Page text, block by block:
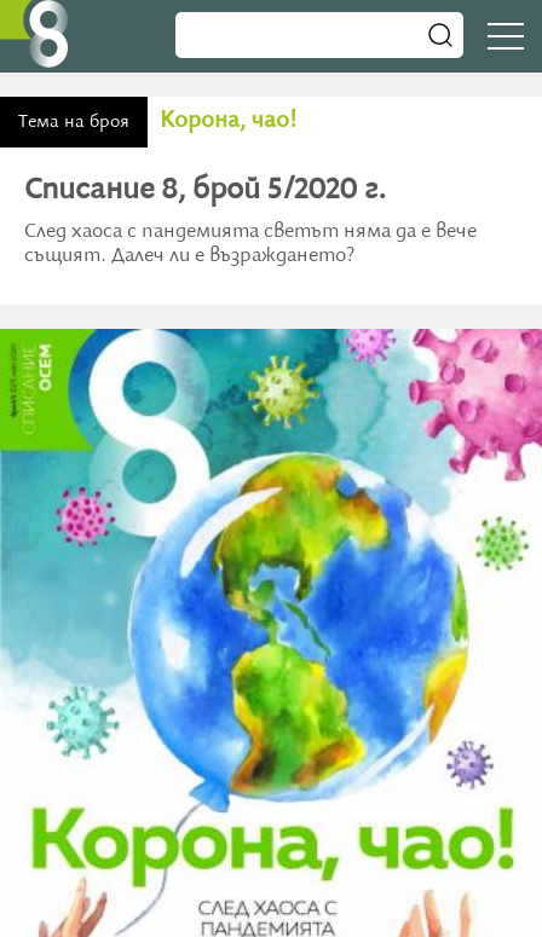
Тема на броя Корона, чао!
Списание 8, брой 5/2020 г.
След хаоса с пандемията светът няма да е вече
същият. Далеч ли е възраждането?